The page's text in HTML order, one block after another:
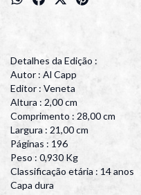
Detalhes da Edição :
Autor : Al Capp
Editor : Veneta
Altura : 2,00 cm
Comprimento : 28,00 cm
Largura : 21,00 cm
Páginas : 196
Peso : 0,930 Kg
Classificação etária : 14 anos
Capa dura